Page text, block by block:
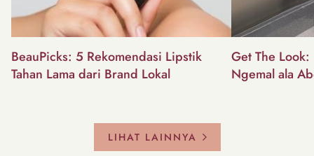
BeauPicks: 5 Rekomendasi Lipstik
Tahan Lama dari Brand Lokal
Get The
Ngemal ala
LIHAT LAINNYA